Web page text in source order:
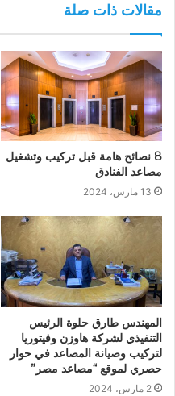
مقالات ذات صلة
8 نصائح هامة قبل تركيب وتشغيل
مصاعد الفنادق
13 مارس، 2024
المهندس طارق حلوة الرئيس
التنفيذي لشركة هاوزن وفيتوريا
لتركيب وصيانة المصاعد في حوار
حصري لموقع “مصاعد مصر”
2 مارس، 2024